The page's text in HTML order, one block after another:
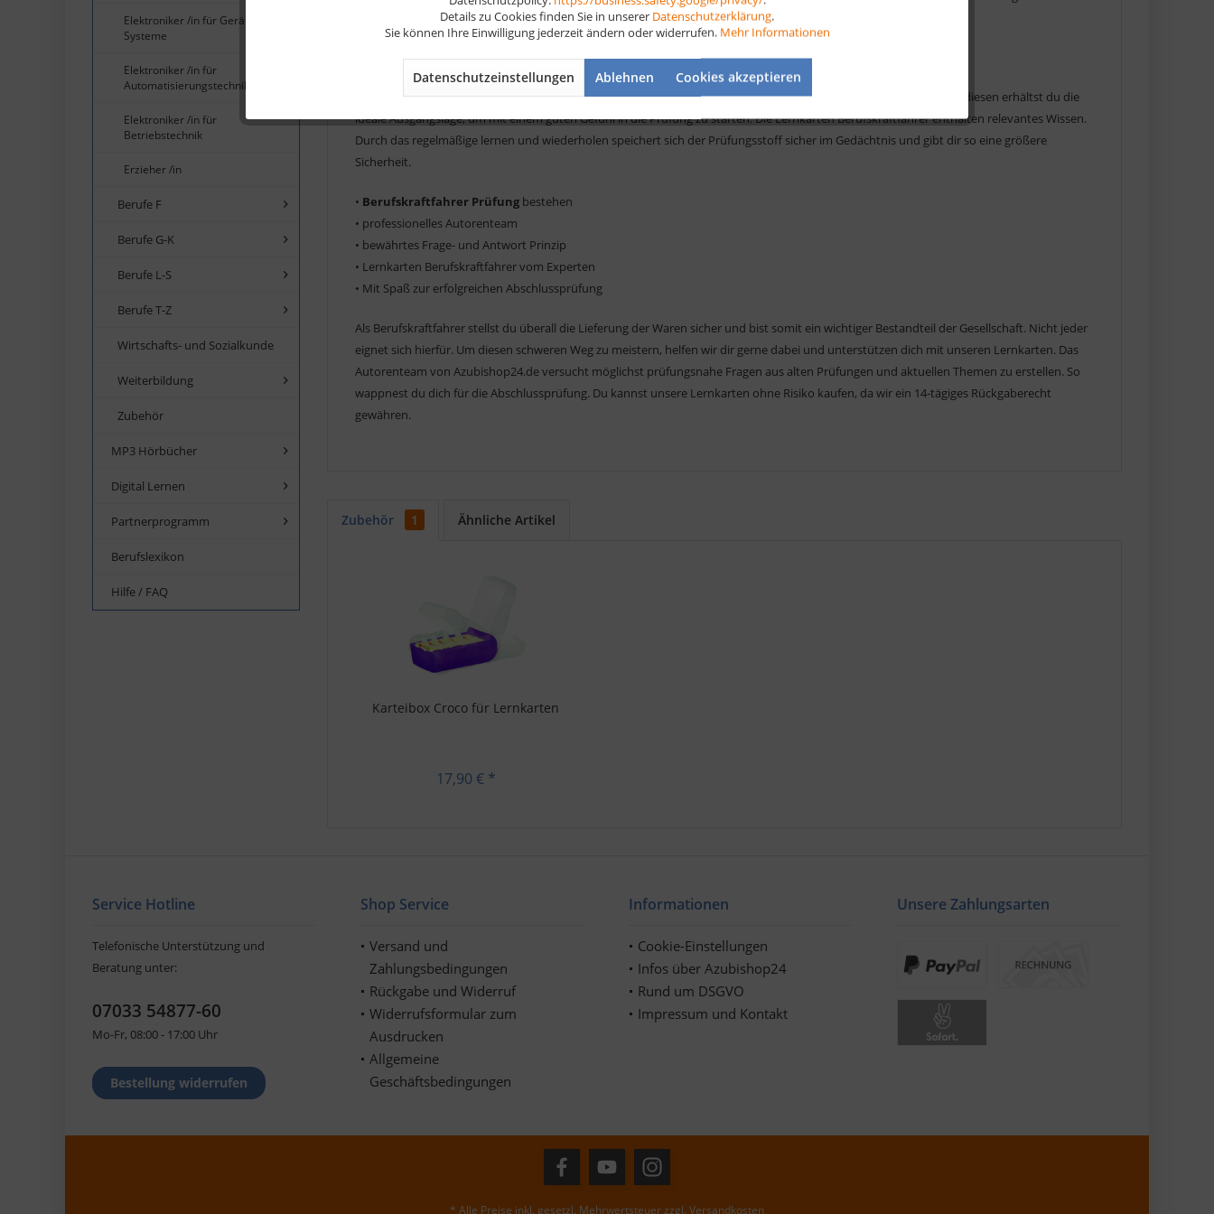
Elektroniker /in für Geräte und
Systeme
Elektroniker /in für
Automatisierungstechnik
Elektroniker /in für
Betriebstechnik
Erzieher /in
Berufe F
Berufe G-K
Berufe L-S
Berufe T-Z
Wirtschafts- und Sozialkunde
Weiterbildung
Zubehör
MP3 Hörbücher
Digital Lernen
Partnerprogramm
Berufslexikon
Hilfe / FAQ
deine Prüfung starten kannst.
Mit Lernkarten Berufskraftfahrer zum Erfolg
Wir unterstützen dich auf deinem Weg zu deiner Abschlussprüfung Berufskraftfahrer mit unseren Lernkarten. Mit diesen erhältst du die
ideale Ausgangslage, um mit einem guten Gefühl in die Prüfung zu starten. Die Lernkarten Berufskraftfahrer enthalten relevantes Wissen.
Durch das regelmäßige lernen und wiederholen speichert sich der Prüfungsstoff sicher im Gedächtnis und gibt dir so eine größere
Sicherheit.
• Berufskraftfahrer Prüfung bestehen
• professionelles Autorenteam
• bewährtes Frage- und Antwort Prinzip
• Lernkarten Berufskraftfahrer vom Experten
• Mit Spaß zur erfolgreichen Abschlussprüfung
Als Berufskraftfahrer stellst du überall die Lieferung der Waren sicher und bist somit ein wichtiger Bestandteil der Gesellschaft. Nicht jeder
eignet sich hierfür. Um diesen schweren Weg zu meistern, helfen wir dir gerne dabei und unterstützen dich mit unseren Lernkarten. Das
Autorenteam von Azubishop24.de versucht möglichst prüfungsnahe Fragen aus alten Prüfungen und aktuellen Themen zu erstellen. So
wappnest du dich für die Abschlussprüfung. Du kannst unsere Lernkarten ohne Risiko kaufen, da wir ein 14-tägiges Rückgaberecht
gewähren.
Zubehör 1 Ähnliche Artikel
Karteibox Croco für Lernkarten
17,90 € *
Service Hotline
Telefonische Unterstützung und
Beratung unter:
07033 54877-60
Mo-Fr, 08:00 - 17:00 Uhr
Bestellung widerrufen
Shop Service
Versand und
Zahlungsbedingungen
Rückgabe und Widerruf
Widerrufsformular zum
Ausdrucken
Allgemeine
Geschäftsbedingungen
Informationen
Cookie-Einstellungen
Infos über Azubishop24
Rund um DSGVO
Impressum und Kontakt
Unsere Zahlungsarten
* Alle Preise inkl. gesetzl. Mehrwertsteuer zzgl. Versandkosten
Details zu Cookies finden Sie in unserer Datenschutzerklärung.
Sie können Ihre Einwilligung jederzeit ändern oder widerrufen. Mehr Informationen
Datenschutzeinstellungen Ablehnen Cookies akzeptieren